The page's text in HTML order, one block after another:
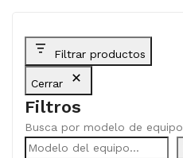
Filtrar productos
Cerrar
Filtros
Busca por modelo de equipo